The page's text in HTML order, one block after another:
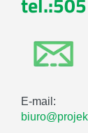
E-mail: